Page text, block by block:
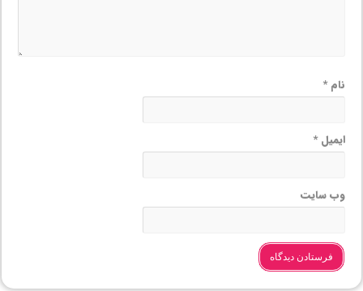
نام*
ایمیل*
وب‌ سایت